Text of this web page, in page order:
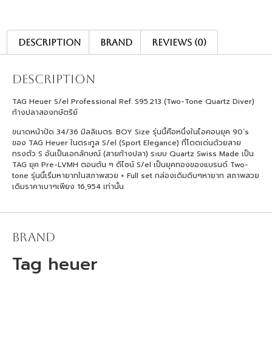
Description Brand Reviews (0)
Description
TAG Heuer S/el Professional Ref. S95.213 (Two-Tone Quartz Diver)
ก้างปลาสองกษัตริย์
ขนาดหน้าปัด 34/36 มิลลิเมตร. BOY Size รุ่นนี้คือหนึ่งในไอคอนยุค 90’s
ของ TAG Heuer ในตระกูล S/el (Sport Elegance) ที่โดดเด่นด้วยสาย
ทรงตัว S อันเป็นเอกลักษณ์ (สายก้างปลา) ระบบ Quartz Swiss Made เป็น
TAG ยุค Pre-LVMH ตอนต้น ๆ ดีไซน์ S/el เป็นยุคทองของแบรนด์ Two-
tone รุ่นนี้เริ่มหายากในสภาพสวย + Full set กล่องเดิมดิบๆหายาก สภาพสวย
เดิมราคาเบาๆเพียง 16,954 เท่านั้น
Brand
Tag heuer